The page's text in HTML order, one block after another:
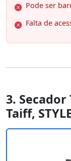
Pode ser
Falta de
3. Secador
Taiff,